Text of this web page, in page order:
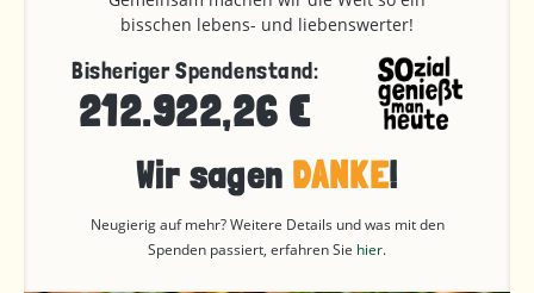
bisschen lebens- und liebenswerter!
Bisheriger Spendenstand:
212.922,26 €
Wir sagen DANKE!
Neugierig auf mehr? Weitere Details und was mit den
Spenden passiert, erfahren Sie hier.